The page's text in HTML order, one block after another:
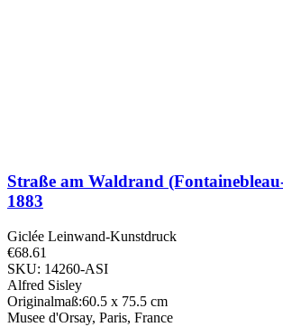
Straße am Waldrand
1883
Giclée Leinwand-Kunstdruck
€68.61
SKU: 14260-ASI
Alfred Sisley
Originalmaß:60.5 x 75.5 cm
Musee d'Orsay, Paris, France